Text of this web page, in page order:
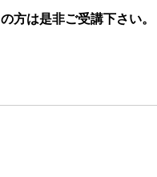
方は是非ご受講下さい。